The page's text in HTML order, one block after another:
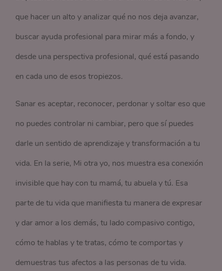
que hacer un alto y analizar qué no nos deja avanzar,
buscar ayuda profesional para mirar más a fondo, y
desde una perspectiva profesional, qué está pasando
en cada uno de esos tropiezos.
Sanar es aceptar, reconocer, perdonar y soltar eso que
no puedes controlar ni cambiar, pero que sí puedes
darle un sentido de aprendizaje y transformación a tu
vida. En la serie, Mi otra yo, nos muestra esa conexión
invisible que hay con tu mamá, tu abuela y tú. Esa
parte de tu vida que manifiesta tu manera de expresar
y dar amor a los demás, tu lado compasivo contigo,
cómo te hablas y te tratas, cómo te comportas y
demuestras tus afectos a las personas de tu vida.